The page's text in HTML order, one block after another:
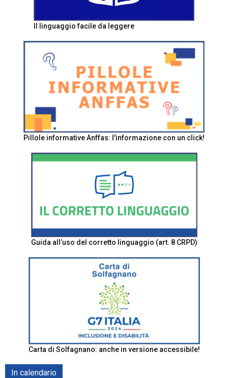
Il linguaggio facile da leggere
Pillole informative Anffas: l'informazione con un click!
Guida all’uso del corretto linguaggio (art. 8 CRPD)
Carta di Solfagnano: anche in versione accessibile!
In calendario